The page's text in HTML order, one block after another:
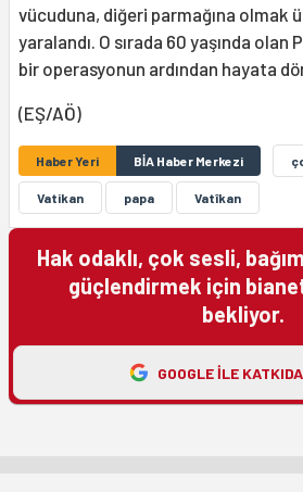
vücuduna, diğeri parmağına olmak
yaralandı. O sırada 60 yaşında
bir operasyonun ardından hayata
(EŞ/AÖ)
Haber Yeri BİA Haber Merkezi
Vatikan papa Vatîkan
Hak odaklı, çok sesli,
güçlendirmek için
bekliyor.
GOOGLE ILE